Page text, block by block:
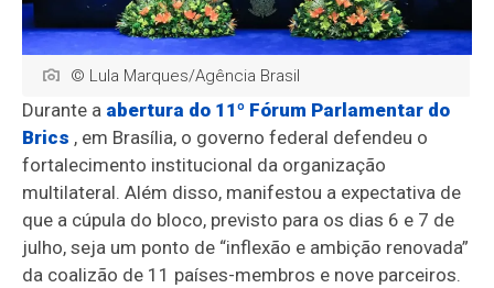
© Lula Marques/Agência Brasil
Durante a abertura do 11º Fórum Parlamentar do
Brics , em Brasília, o governo federal defendeu o
fortalecimento institucional da organização
multilateral. Além disso, manifestou a expectativa de
que a cúpula do bloco, previsto para os dias 6 e 7 de
julho, seja um ponto de “inflexão e ambição renovada”
da coalizão de 11 países-membros e nove parceiros.